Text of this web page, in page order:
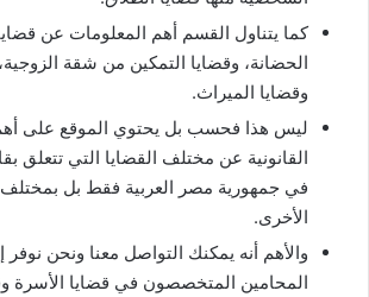
كما يتناول القسم أهم المعلومات عن
الحضانة، وقضايا التمكين من شقة
وقضايا الميراث.
ليس هذا فحسب بل يحتوي الموقع على
القانونية عن مختلف القضايا التي تتعلق
في جمهورية مصر العربية فقط بل بمختلف
الأخرى.
والأهم أنه يمكنك التواصل معنا ونحن نوفر
المحامين المتخصصون في قضايا الأسرة